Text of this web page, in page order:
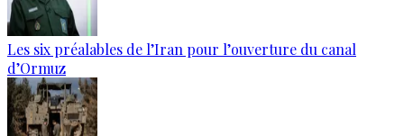
Les six préalables de l’Iran pour l’ouverture du canal
d’Ormuz